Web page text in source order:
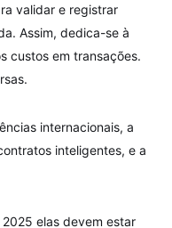
validar e registrar
Assim, dedica-se à
custos em transações.
internacionais, a
inteligentes, e a
elas devem estar